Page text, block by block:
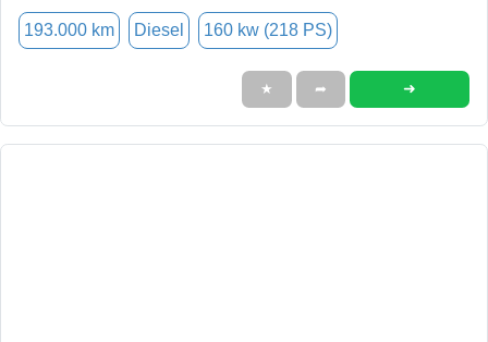
193.000 km Diesel 160 kw (218 PS)
★ ➦ ➜